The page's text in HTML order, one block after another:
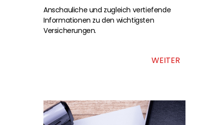
Anschauliche und zugleich vertiefende
Informationen zu den wichtigsten
Versicherungen.
WEITER